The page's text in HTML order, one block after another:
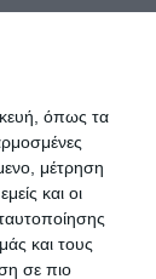
όπως τα
μέτρηση
και οι
και τους
σε πιο
Αφήστε ένα σχόλιο